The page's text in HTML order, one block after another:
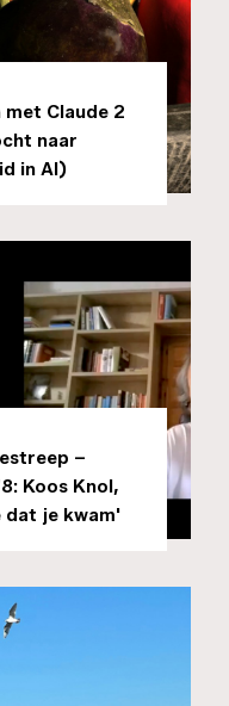
met Claude 2
naar
in AI)
–
Koos Knol,
dat je kwam'